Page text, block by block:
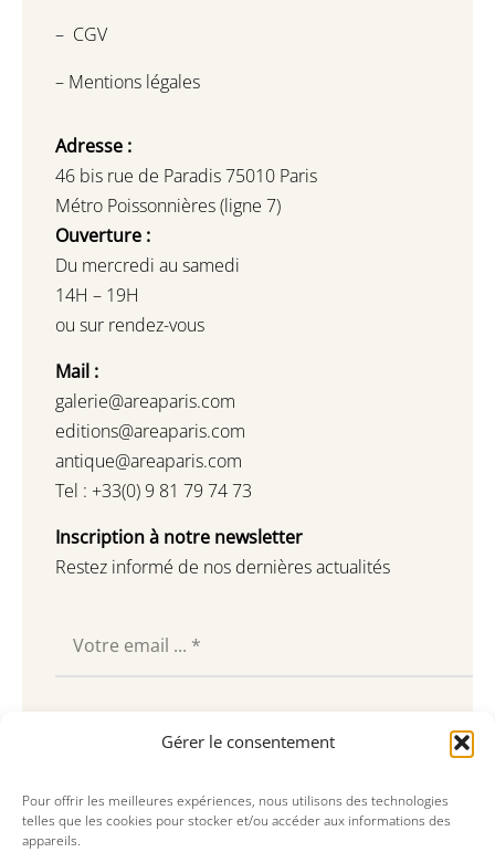
Gérer le consentement
Pour offrir les meilleures expériences, nous utilisons des technologies
telles que les cookies pour stocker et/ou accéder aux informations des
appareils.
– CGV
– Mentions légales
Adresse :
46 bis rue de Paradis 75010 Paris
Métro Poissonnières (ligne 7)
Ouverture :
Du mercredi au samedi
14H – 19H
ou sur rendez-vous
Mail :
galerie@areaparis.com
editions@areaparis.com
antique@areaparis.com
Tel : +33(0) 9 81 79 74 73
Inscription à notre newsletter
Restez informé de nos dernières actualités
Souscrire